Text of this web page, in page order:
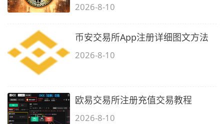
2026-8-10
币安交易所App注册详细图文方法
2026-8-10
欧易交易所注册充值交易教程
2026-8-10